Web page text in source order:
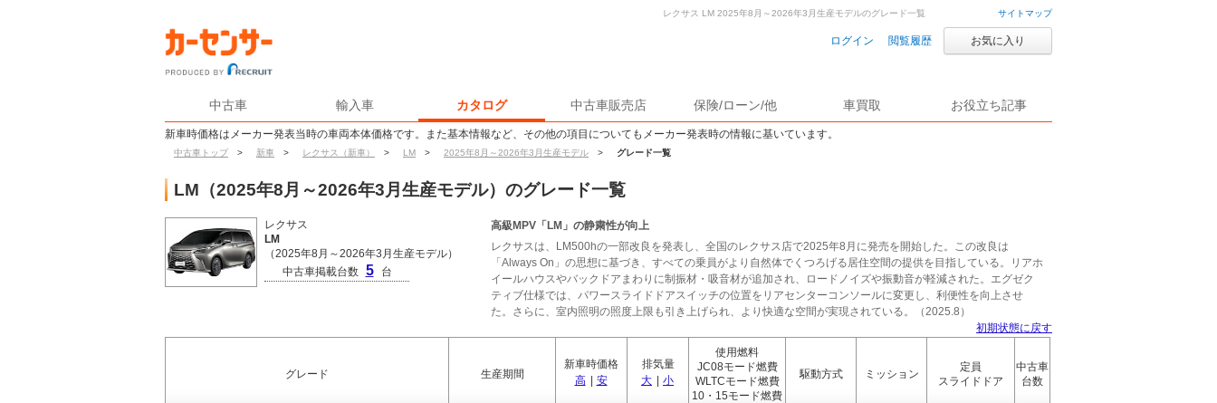
サイトマップ
ログイン 閲覧履歴 お気に入り
中古車 輸入車 カタログ 中古車販売店 保険/ローン/他 車買取 お役立ち記事
新車時価格はメーカー発表当時の車両本体価格です。また基本情報など、その他の項目についてもメーカー発表時の情報に基いています。
中古車トップ > 新車 > レクサス（新車） > LM > 2025年8月～2026年3月生産モデル > グレード一覧
レクサス LM 2025年8月～2026年3月生産モデルのグレード一覧
LM（2025年8月～2026年3月生産モデル）のグレード一覧
レクサス
LM
（2025年8月～2026年3月生産モデル）
中古車掲載台数
5 台
高級MPV「LM」の静粛性が向上
レクサスは、LM500hの一部改良を発表し、全国のレクサス店で2025年8月に発売を開始した。この改良は
「Always On」の思想に基づき、すべての乗員がより自然体でくつろげる居住空間の提供を目指している。リアホ
イールハウスやバックドアまわりに制振材・吸音材が追加され、ロードノイズや振動音が軽減された。エグゼク
ティブ仕様では、パワースライドドアスイッチの位置をリアセンターコンソールに変更し、利便性を向上させ
た。さらに、室内照明の照度上限も引き上げられ、より快適な空間が実現されている。（2025.8）
初期状態に戻す
グレード 生産期間
新車時価格
高
安
排気量
大
小
使用燃料
JC08モード燃費
WLTCモード燃費
10・15モード燃費
駆動方式 ミッション
定員
スライドドア
中古車
台数